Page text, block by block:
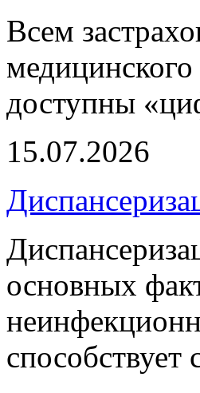
Всем
медицинского
доступны
15.07.2026
основных
способствует